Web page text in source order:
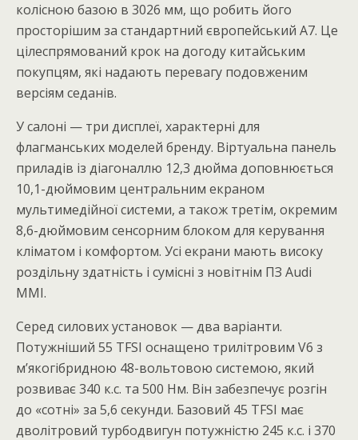
колісною базою в 3026 мм, що робить його
просторішим за стандартний європейський A7. Це
цілеспрямований крок на догоду китайським
покупцям, які надають перевагу подовженим
версіям седанів.
У салоні — три дисплеї, характерні для
флагманських моделей бренду. Віртуальна панель
приладів із діагоналлю 12,3 дюйма доповнюється
10,1-дюймовим центральним екраном
мультимедійної системи, а також третім, окремим
8,6-дюймовим сенсорним блоком для керування
кліматом і комфортом. Усі екрани мають високу
роздільну здатність і сумісні з новітнім ПЗ Audi
MMI.
Серед силових установок — два варіанти.
Потужніший 55 TFSI оснащено трилітровим V6 з
м’якогібридною 48-вольтовою системою, який
розвиває 340 к.с. та 500 Нм. Він забезпечує розгін
до «сотні» за 5,6 секунди. Базовий 45 TFSI має
дволітровий турбодвигун потужністю 245 к.с. і 370